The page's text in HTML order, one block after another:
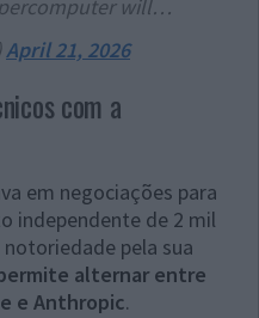
will…
April 21, 2026
com a
em negociações para
independente de 2 mil
pela sua
alternar entre
e Anthropic.